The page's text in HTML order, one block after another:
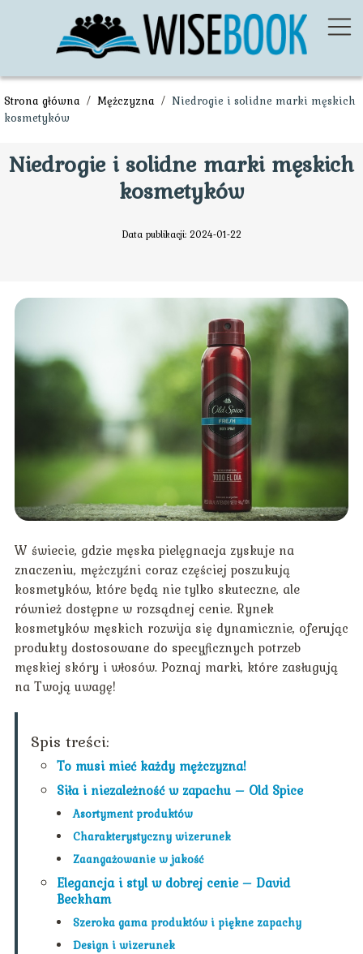
Strona główna / Mężczyzna / Niedrogie i solidne marki męskich
kosmetyków
Niedrogie i solidne marki męskich
kosmetyków
Data publikacji: 2024-01-22
W świecie, gdzie męska pielęgnacja zyskuje na
znaczeniu, mężczyźni coraz częściej poszukują
kosmetyków, które będą nie tylko skuteczne, ale
również dostępne w rozsądnej cenie. Rynek
kosmetyków męskich rozwija się dynamicznie, oferując
produkty dostosowane do specyficznych potrzeb
męskiej skóry i włosów. Poznaj marki, które zasługują
na Twoją uwagę!
Spis treści:
To musi mieć każdy mężczyzna!
Siła i niezależność w zapachu – Old Spice
Asortyment produktów
Charakterystyczny wizerunek
Zaangażowanie w jakość
Elegancja i styl w dobrej cenie – David
Beckham
Szeroka gama produktów i piękne zapachy
Design i wizerunek